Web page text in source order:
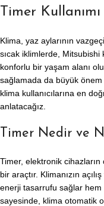
Timer
Klima, yaz aylarının
sıcak iklimlerde, Mitsubishi
konforlu bir yaşam alanı
sağlamada da büyük önem
klima kullanıcılarına en
anlatacağız.
Timer Nedir ve
Timer, elektronik
bir araçtır. Klimanızın
enerji tasarrufu sağlar hem
sayesinde, klima otomatik